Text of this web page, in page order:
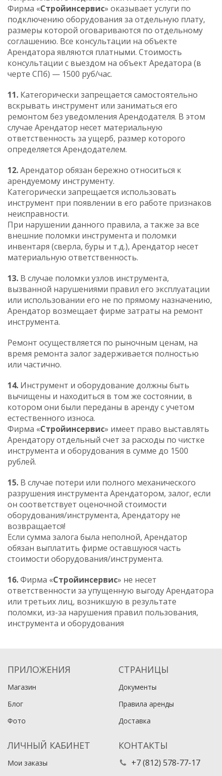
Фирма «Стройинсервис» оказывает услуги по
подключению оборудования за отдельную плату,
размеры которой оговариваются по отдельному
соглашению. Все консультации на объекте
Арендатора являются платными. Стоимость
консультации с выездом на объект Аредатора (в
черте СПб) — 1500 руб/час.
11. Категорически запрещается самостоятельно
вскрывать инструмент или заниматься его
ремонтом без уведомления Арендодателя. В этом
случае Арендатор несет материальную
ответственность за ущерб, размер которого
определяется Арендодателем.
12.Арендатор обязан бережно относиться к
арендуемому инструменту.
Категорически запрещается использовать
инструмент при появлении в его работе признаков
неисправности.
При нарушении данного правила, a также за все
внешние поломки инструмента и поломки
инвентаря (сверла, буры и т.д.), Арендатор несет
материальную ответственность.
13. В случае поломки узлов инструмента,
вызванной нарушениями правил его эксплуатации
или использовании его не по прямому назначению,
Арендатор возмещает фирме затраты на ремонт
инструмента.
Ремонт осуществляется по рыночным ценам, на
время ремонта залог задерживается полностью
или частично.
14. Инструмент и оборудование должны быть
вычищены и находиться в том же состоянии, в
котором они были переданы в аренду c учетом
естественного износа.
Фирма «Стройинсервис» имеет право выставлять
Арендатору отдельный счет за расходы по чистке
инструмента и оборудования в сумме до 1500
рублей.
15. В случае потери или полного механического
разрушения инструмента Арендатором, залог, если
он соответствует оценочной стоимости
оборудования/инструмента, Арендатору не
возвращается!
Если сумма залога была неполной, Арендатор
обязан выплатить фирме оставшуюся часть
стоимости оборудования/инструмента.
16.Фирма «Стройинсервис» не несет
ответственности за упущенную выгоду Арендатора
или третьих лиц, возникшую в результате
поломки, из-за нарушения правил пользования,
инструмента и оборудования
ПРИЛОЖЕНИЯ
Магазин
Блог
Фото
СТРАНИЦЫ
Документы
Правила аренды
Доставка
ЛИЧНЫЙ КАБИНЕТ
Мои заказы
КОНТАКТЫ
+7 (812) 578-77-17